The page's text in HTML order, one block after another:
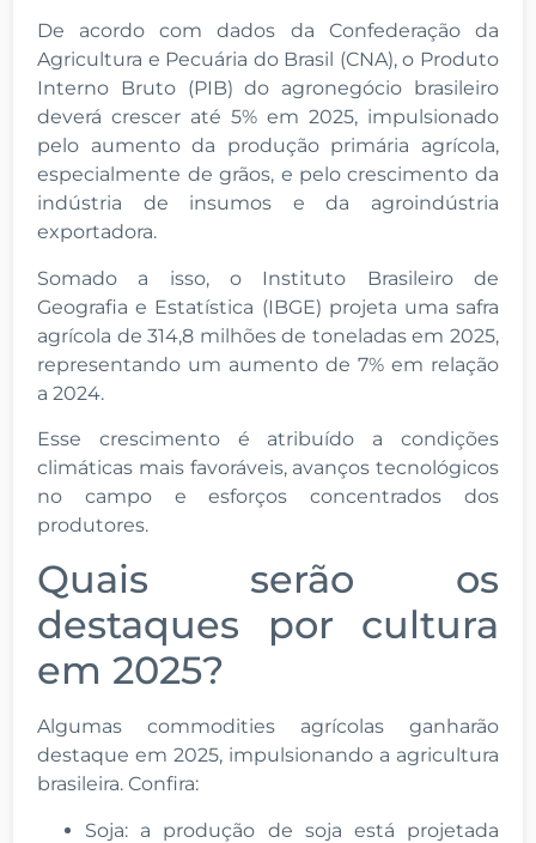
De acordo com dados da Confederação da
Agricultura e Pecuária do Brasil (CNA), o Produto
Interno Bruto (PIB) do agronegócio brasileiro
deverá crescer até 5% em 2025, impulsionado
pelo aumento da produção primária agrícola,
especialmente de grãos, e pelo crescimento da
indústria de insumos e da agroindústria
exportadora.
Somado a isso, o Instituto Brasileiro de
Geografia e Estatística (IBGE) projeta uma safra
agrícola de 314,8 milhões de toneladas em 2025,
representando um aumento de 7% em relação
a 2024.
Esse crescimento é atribuído a condições
climáticas mais favoráveis, avanços tecnológicos
no campo e esforços concentrados dos
produtores.
Quais serão os
destaques por cultura
em 2025?
Algumas commodities agrícolas ganharão
destaque em 2025, impulsionando a agricultura
brasileira. Confira:
Soja: a produção de soja está projetada